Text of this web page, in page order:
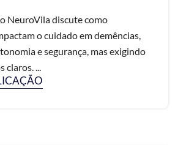
NeuroVila discute como
o cuidado em demências,
e segurança, mas exigindo
claros. ...